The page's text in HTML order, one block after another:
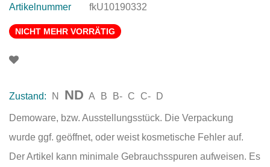
Artikelnummer
fkU10190332
NICHT MEHR VORRÄTIG
Zustand: N ND A B B- C C- D
Demoware, bzw. Ausstellungsstück. Die Verpackung
wurde ggf. geöffnet, oder weist kosmetische Fehler auf.
Der Artikel kann minimale Gebrauchsspuren aufweisen. Es